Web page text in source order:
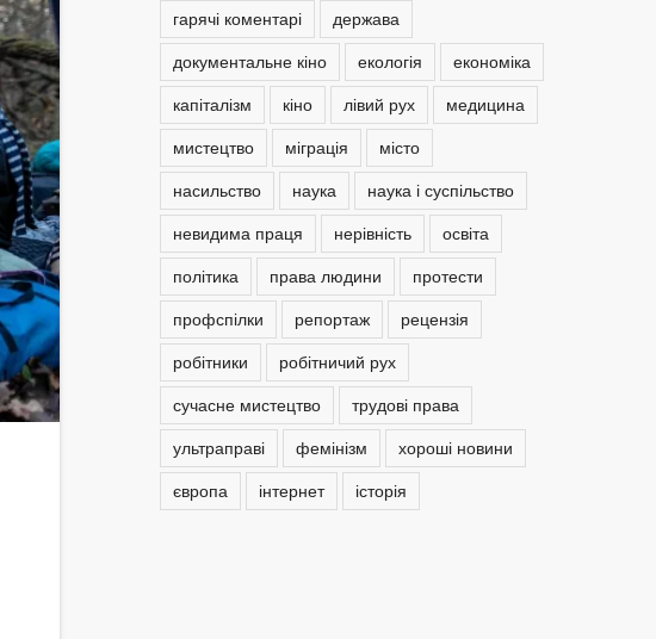
гарячі коментарі
держава
документальне кіно
екологія
економіка
капіталізм
кіно лівий рух
медицина
мистецтво
міграція
місто
насильство
наука
наука і суспільство
невидима праця
нерівність
освіта
політика
права людини
протести
профспілки
репортаж
рецензія
робітники
робітничий рух
сучасне мистецтво
трудові права
ультраправі
фемінізм
хороші новини
європа
інтернет історія